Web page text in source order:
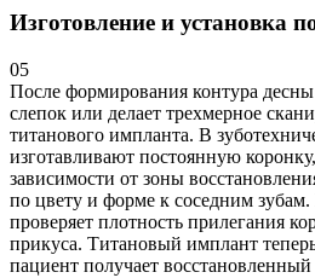
Изготовление и установка
05
После формирования контура
слепок или делает трехмерное
титанового импланта. В
изготавливают постоянную
зависимости от зоны
по цвету и форме к соседним
проверяет плотность прилегания
прикуса. Титановый имплант
пациент получает